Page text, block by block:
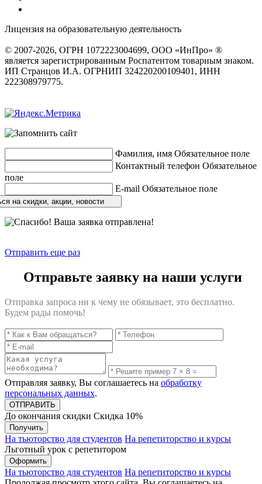
Лицензия на образовательную деятельность
© 2007-2026, ОГРН 1072223004699, ООО «ИнПро» ®
является зарегистрированным Роспатентом товарным знаком.
ИП Странцов И.А. ОГРНИП 324220200109401, ИНН
222308979775.
Фамилия, имя Обязательное поле
Контактный телефон Обязательное
поле
E-mail Обязательное поле
на скидки, акции, новости
Отправить еще раз
Отправьте заявку на наши услуги
Отправка запроса ни к чему не обязывает, это бесплатно.
Будем рады помочь!
Отправляя заявку, Вы соглашаетесь на обработку
персональных данных.
До окончания скидки Скидка 10%
Получить
На тьюторство для студентов На репетиторство и курсы
Льготный урок с репетитором
Оформить
На тьюторство для студентов На репетиторство и курсы